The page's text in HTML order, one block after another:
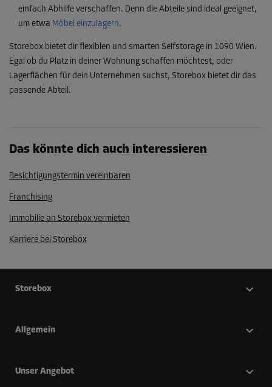
einfach Abhilfe verschaffen. Denn die Abteile sind ideal geeignet,
um etwa Möbel einzulagern.
Storebox bietet dir flexiblen und smarten Selfstorage in 1090 Wien.
Egal ob du Platz in deiner Wohnung schaffen möchtest, oder
Lagerflächen für dein Unternehmen suchst, Storebox bietet dir das
passende Abteil.
Das könnte dich auch interessieren
Besichtigungstermin vereinbaren
Franchising
Immobilie an Storebox vermieten
Karriere bei Storebox
Storebox
Allgemein
Unser Angebot